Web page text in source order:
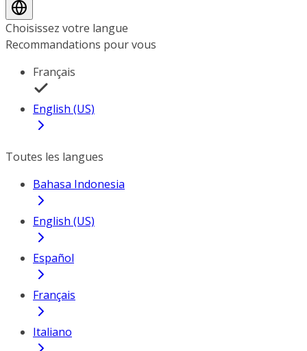
Choisissez votre langue
Recommandations pour vous
Français
English (US)
Toutes les langues
Bahasa Indonesia
English (US)
Español
Français
Italiano